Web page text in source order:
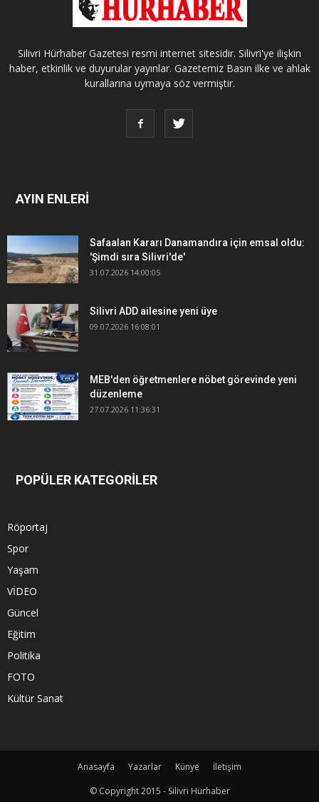
Silivri Hürhaber Gazetesi resmi internet sitesidir. Silivri'ye ilişkin
haber, etkinlik ve duyurular yayınlar. Gazetemiz Basın ilke ve ahlak
kurallarına uymaya söz vermiştir.
AYIN ENLERİ
Safaalan Kararı Danamandıra için emsal oldu:
'Şimdi sıra Silivri'de'
31.07.2026 14:00:05
Silivri ADD ailesine yeni üye
09.07.2026 16:08:01
MEB'den öğretmenlere nöbet görevinde yeni
düzenleme
27.07.2026 11:36:31
POPÜLER KATEGORİLER
Röportaj
Spor
Yaşam
VİDEO
Güncel
Eğitim
Politika
FOTO
Kültür Sanat
Anasayfa Yazarlar Künye
İletişim
© Copyright 2015 - Silivri Hürhaber